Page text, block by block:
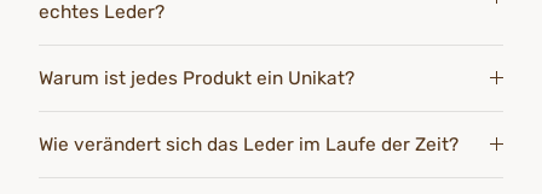
echtes Leder?
Warum ist jedes Produkt ein Unikat?
Wie verändert sich das Leder im Laufe der Zeit?